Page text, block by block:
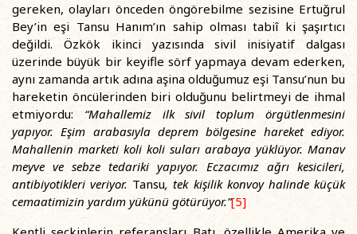
gereken, olayları önceden öngörebilme sezisine Ertuğrul
Bey’in eşi Tansu Hanım’ın sahip olması tabiî ki şaşırtıcı
değildi. Özkök ikinci yazısında sivil inisiyatif dalgası
üzerinde büyük bir keyifle sörf yapmaya devam ederken,
aynı zamanda artık adına aşina olduğumuz eşi Tansu’nun bu
hareketin öncülerinden biri olduğunu belirtmeyi de ihmal
etmiyordu: “Mahallemiz ilk sivil toplum örgütlenmesini
yapıyor. Eşim arabasıyla deprem bölgesine hareket ediyor.
Mahallenin marketi koli koli suları arabaya yüklüyor. Manav
meyve ve sebze tedariki yapıyor. Eczacımız ağrı kesicileri,
antibiyotikleri veriyor. Tansu, tek kişilik konvoy halinde küçük
cemaatimizin yardım yükünü götürüyor.”[5]